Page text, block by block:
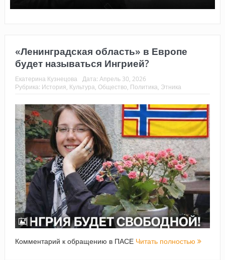
«Ленинградская область» в Европе
будет называться Ингрией?
Екатерина Кузнецова Дата: Апрель 30, 2026
Рубрика: История Культура Общество Политика Этника
Комментарий к обращению в ПАСЕ Читать полностью